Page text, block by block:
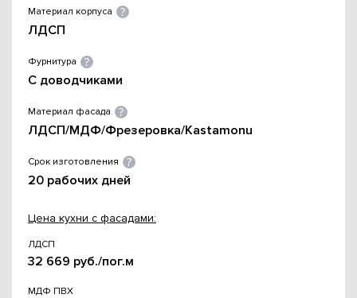
Материал корпуса
ЛДСП
Фурнитура
С доводчиками
Материал фасада
ЛДСП/МДФ/Фрезеровка/Kastamonu
Срок изготовления
20 рабочих дней
Цена кухни с фасадами:
ЛДСП
32 669 руб./пог.м
МДФ ПВХ